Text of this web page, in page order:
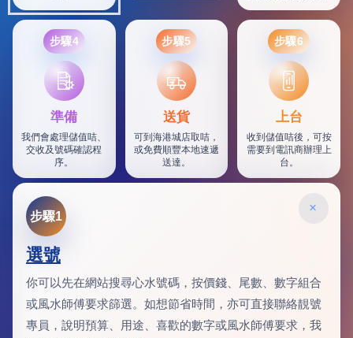
步驟4
準備
我們會處理儲值咭、
交收及號碼確認程
序。
步驟5
SF
送貨
可到海港城店取咭，
或免費順豐本地速遞
送達。
步驟6
上台
收到儲值咭後，可按
需要到電訊商辦理上
台。
×
步驟1
選號
你可以先在網站搜尋心水號碼，按價錢、尾數、數字組合
或風水師傅要求篩選。如想節省時間，亦可直接聯絡靚號
專員，說明預算、用途、喜歡的數字或風水師傅要求，我